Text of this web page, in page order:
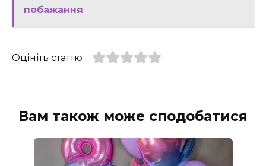
побажання
Оцініть статтю
Вам також може сподобатися